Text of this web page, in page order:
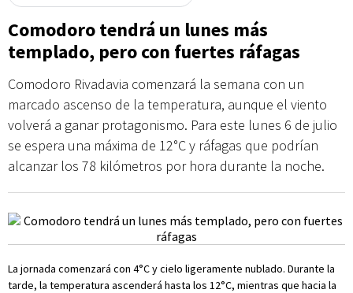
Comodoro tendrá un lunes más
templado, pero con fuertes ráfagas
Comodoro Rivadavia comenzará la semana con un
marcado ascenso de la temperatura, aunque el viento
volverá a ganar protagonismo. Para este lunes 6 de julio
se espera una máxima de 12°C y ráfagas que podrían
alcanzar los 78 kilómetros por hora durante la noche.
La jornada comenzará con 4°C y cielo ligeramente nublado. Durante la
tarde, la temperatura ascenderá hasta los 12°C, mientras que hacia la